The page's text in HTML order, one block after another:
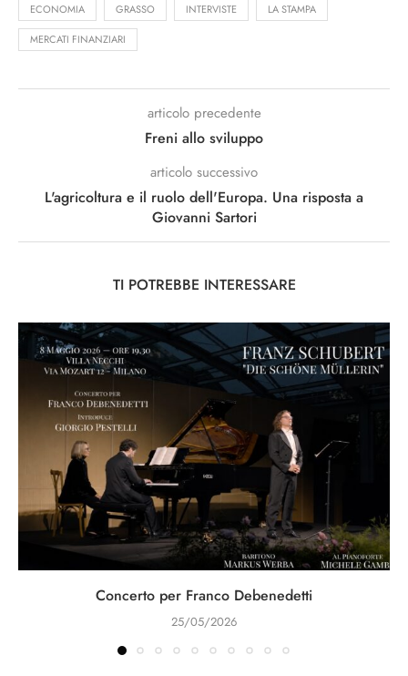
ECONOMIA GRASSO INTERVISTE LA STAMPA
MERCATI FINANZIARI
articolo precedente
Freni allo sviluppo
articolo successivo
L'agricoltura e il ruolo dell'Europa. Una risposta a
Giovanni Sartori
TI POTREBBE INTERESSARE
Concerto per Franco Debenedetti
25/05/2026